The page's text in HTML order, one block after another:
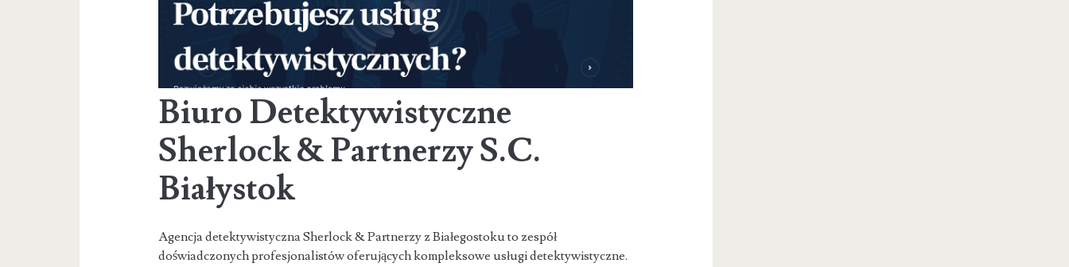
Biuro Detektywistyczne
Sherlock & Partnerzy S.C.
Białystok
Agencja detektywistyczna Sherlock & Partnerzy z Białegostoku to zespół
doświadczonych profesjonalistów oferujących kompleksowe usługi detektywistyczne.